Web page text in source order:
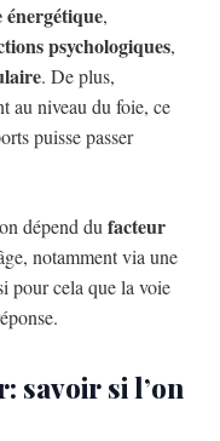
énergétique,
psychologiques,
. De plus,
au niveau du foie, ce
puisse passer
dépend du facteur
notamment via une
pour cela que la voie
savoir si l’on